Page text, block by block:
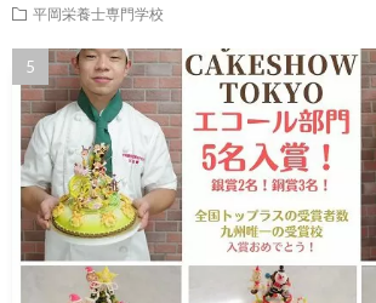
平岡栄養士専門学校